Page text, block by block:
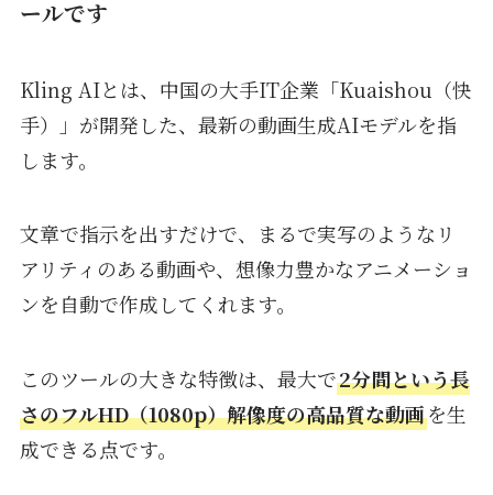
ールです
Kling AIとは、中国の大手IT企業「Kuaishou（快
手）」が開発した、最新の動画生成AIモデルを指
します。
文章で指示を出すだけで、まるで実写のようなリ
アリティのある動画や、想像力豊かなアニメーショ
ンを自動で作成してくれます。
このツールの大きな特徴は、最大で2分間という長
さのフルHD（1080p）解像度の高品質な動画を生
成できる点です。